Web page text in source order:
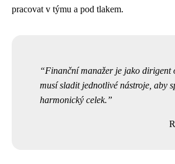
pracovat v týmu a pod tlakem.
Finanční manažer je jako dirigent
musí sladit jednotlivé nástroje, aby
harmonický celek.